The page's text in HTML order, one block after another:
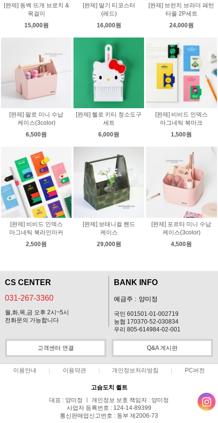
[완제] 동백 뜨개 브로치 &
목걸이
15,000원
[완제] 딸기 티코스터
(레드)
16,000원
[완제] 브런치 브라더 패턴
타올 2P세트
24,000원
[완제] 팔로 미니 수납
케이스(3color)
6,500원
[완제] 헬로 키티 청소도구
세트
6,000원
[완제] 비비드 인덱스
마그네틱 북마크
1,500원
[완제] 비비드 인덱스
마그네틱 북라인마커
2,500원
[완제] 보태니컬 핸드
케이스
29,000원
[완제] 포르타 미니 수납
케이스(3color)
4,500원
CS CENTER
031-267-3360
월,화,목,금 오후 2시~5시
전화문의 가능합니다
BANK INFO
예금주 : 양미정
국민 601501-01-002719
농협 170370-52-030834
우리 805-614984-02-001
고객센터 연결 Q&A 게시판
이용안내 이용약관 개인정보처리방침 PC버전
고슴도치 퀼트
대표 : 양미정 ㅣ 개인정보 보호 책임자 : 양미정
사업자 등록번호 : 124-14-89399
통신판매업신고번호 : 동부 제2006-73